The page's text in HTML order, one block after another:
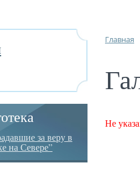
за веру в
на Севере”
Главная
Не